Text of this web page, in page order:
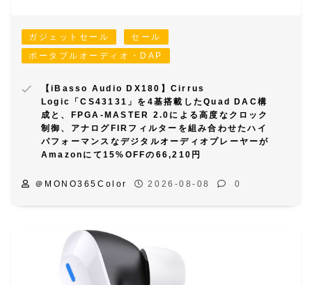
ガジェットセール
セール
ポータブルオーディオ・DAP
【iBasso Audio DX180】Cirrus
Logic「CS43131」を4基搭載したQuad DAC構
成と、FPGA-MASTER 2.0による高度なクロック
制御、アナログFIRフィルターを組み合わせたハイ
パフォーマンスなデジタルオーディオプレーヤーが
Amazonにて15%OFFの66,210円
＠MONO365Color 2026-08-08 0